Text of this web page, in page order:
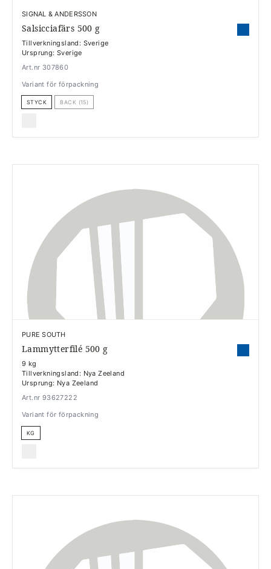
SIGNAL & ANDERSSON
Salsicciafärs 500 g
Tillverkningsland: Sverige
Ursprung: Sverige
Art.nr 307860
Variant för förpackning
STYCK BACK (15)
PURE SOUTH
Lammytterfilé 500 g
9 kg
Tillverkningsland: Nya Zeeland
Ursprung: Nya Zeeland
Art.nr 93627222
Variant för förpackning
KG